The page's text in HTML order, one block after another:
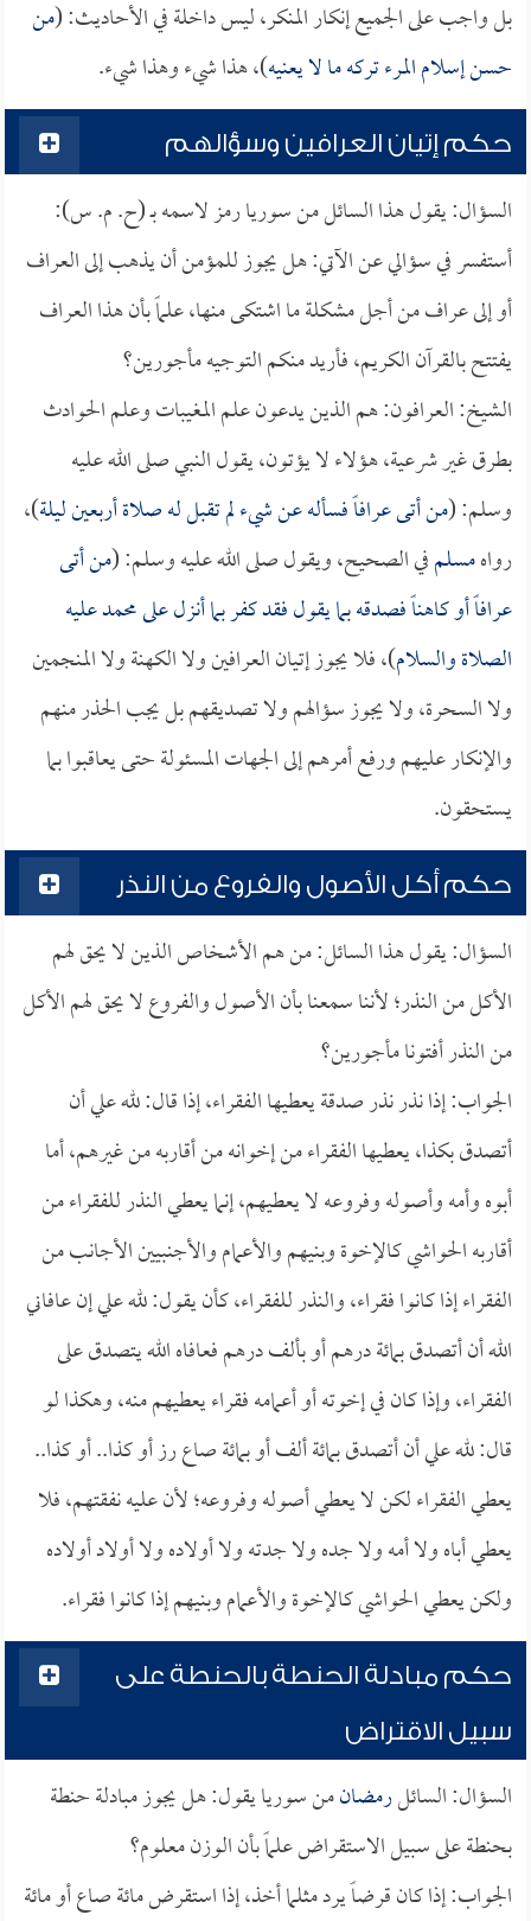
بل واجب على الجميع إنكار المنكر، ليس داخلة في الأحاديث: (من
حسن إسلام المرء تركه ما لا يعنيه)، هذا شيء وهذا شيء.
حكم إتيان العرافين وسؤالهم
السؤال: يقول هذا السائل من سوريا رمز لاسمه بـ (ح. م. س):
أستفسر في سؤالي عن الآتي: هل يجوز للمؤمن أن يذهب إلى العراف
أو إلى عراف من أجل مشكلة ما اشتكى منها، علماً بأن هذا العراف
يفتتح بالقرآن الكريم، فأريد منكم التوجيه مأجورين؟
الشيخ: العرافون: هم الذين يدعون علم المغيبات وعلم الحوادث
بطرق غير شرعية، هؤلاء لا يؤتون، يقول النبي صلى الله عليه
وسلم: (من أتى عرافاً فسأله عن شيء لم تقبل له صلاة أربعين ليلة)،
رواهمسلمفي الصحيح، ويقول صلى الله عليه وسلم: (من أتى
عرافاً أو كاهناً فصدقه بما يقول فقد كفر بما أنزل على محمد عليه
الصلاة والسلام)، فلا يجوز إتيان العرافين ولا الكهنة ولا المنجمين
ولا السحرة، ولا يجوز سؤالهم ولا تصديقهم بل يجب الحذر منهم
والإنكار عليهم ورفع أمرهم إلى الجهات المسئولة حتى يعاقبوا بما
يستحقون.
حكم أكل الأصول والفروع من النذر
السؤال: يقول هذا السائل: من هم الأشخاص الذين لا يحق لهم
الأكل من النذر؛ لأننا سمعنا بأن الأصول والفروع لا يحق لهم الأكل
من النذر أفتونا مأجورين؟
الجواب: إذا نذر نذر صدقة يعطيها الفقراء، إذا قال: لله علي أن
أتصدق بكذا، يعطيها الفقراء من إخوانه من أقاربه من غيرهم، أما
أبوه وأمه وأصوله وفروعه لا يعطيهم، إنما يعطي النذر للفقراء من
أقاربه الحواشي كالإخوة وبنيهم والأعمام والأجنبيين الأجانب من
الفقراء إذا كانوا فقراء، والنذر للفقراء، كأن يقول: لله علي إن عافاني
الله أن أتصدق بمائة درهم أو بألف درهم فعافاه الله يتصدق على
الفقراء، وإذا كان في إخوته أو أعمامه فقراء يعطيهم منه، وهكذا لو
قال: لله علي أن أتصدق بمائة ألف أو بمائة صاع رز أو كذا.. أو كذا..
يعطي الفقراء لكن لا يعطي أصوله وفروعه؛ لأن عليه نفقتهم، فلا
يعطي أباه ولا أمه ولا جده ولا جدته ولا أولاده ولا أولاد أولاده
ولكن يعطي الحواشي كالإخوة والأعمام وبنيهم إذا كانوا فقراء.
حكم مبادلة الحنطة بالحنطة على
سبيل الاقتراض
السؤال: السائلرمضانمن سوريا يقول: هل يجوز مبادلة حنطة
بحنطة على سبيل الاستقراض علماً بأن الوزن معلوم؟
الجواب: إذا كان قرضاً يرد مثلما أخذ، إذا استقرض مائة صاع أو مائة